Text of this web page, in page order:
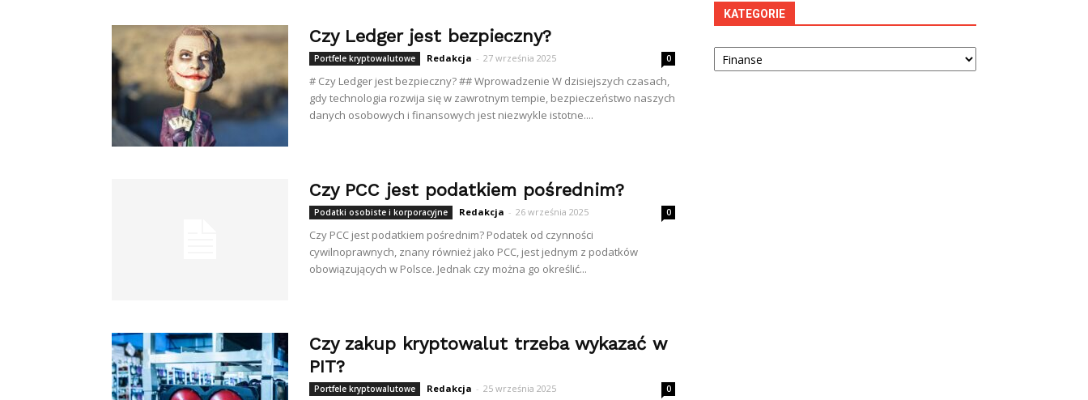
Czy Ledger jest bezpieczny?
Portfele kryptowalutowe Redakcja - 27 września 2025 0
# Czy Ledger jest bezpieczny? ## Wprowadzenie W dzisiejszych czasach,
gdy technologia rozwija się w zawrotnym tempie, bezpieczeństwo naszych
danych osobowych i finansowych jest niezwykle istotne....
Czy PCC jest podatkiem pośrednim?
Podatki osobiste i korporacyjne Redakcja - 26 września 2025 0
Czy PCC jest podatkiem pośrednim? Podatek od czynności
cywilnoprawnych, znany również jako PCC, jest jednym z podatków
obowiązujących w Polsce. Jednak czy można go określić...
Czy zakup kryptowalut trzeba wykazać w
PIT?
Portfele kryptowalutowe Redakcja - 25 września 2025 0
KATEGORIE
Kategorie